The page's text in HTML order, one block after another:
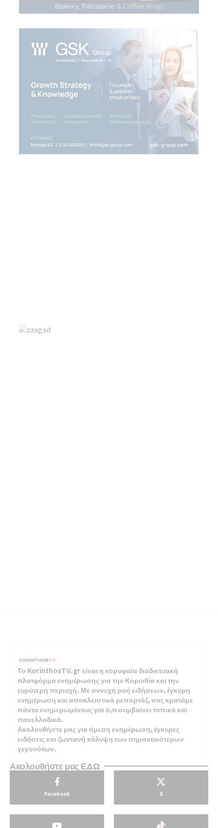
Το KorinthosTV.gr είναι η κορυφαία διαδικτυακή
πλατφόρμα ενημέρωσης για την Κορινθία και την
ευρύτερη περιοχή. Με συνεχή ροή ειδήσεων, έγκυρη
ενημέρωση και αποκλειστικά ρεπορτάζ, σας κρατάμε
πάντα ενημερωμένους για ό,τι συμβαίνει τοπικά και
πανελλαδικά.
Ακολουθήστε μας για άμεση ενημέρωση, έγκυρες
ειδήσεις και ζωντανή κάλυψη των σημαντικότερων
γεγονότων.
Ακολουθήστε μας ΕΔΩ
Facebook X